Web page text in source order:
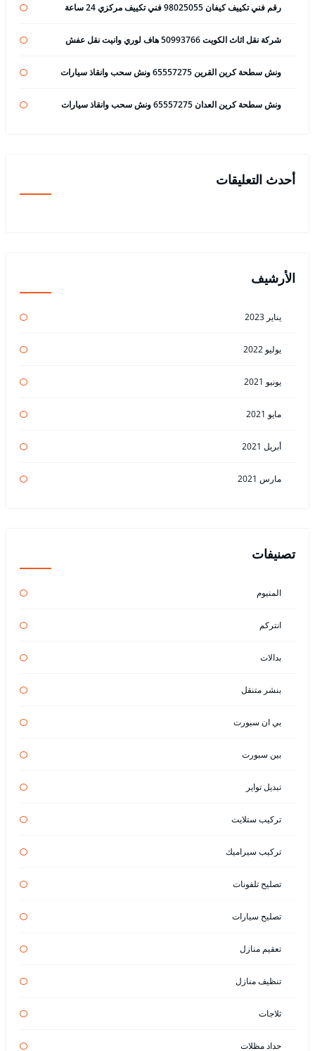
رقم فني تكييف كيفان 98025055 فني تكييف مركزي 24 ساعة
شركة نقل اثاث الكويت 50993766 هاف لوري وانيت نقل عفش
ونش سطحة كرين القرين 65557275 ونش سحب وانقاذ سيارات
ونش سطحة كرين العدان 65557275 ونش سحب وانقاذ سيارات
أحدث التعليقات
الأرشيف
يناير 2023
يوليو 2022
يونيو 2021
مايو 2021
أبريل 2021
مارس 2021
تصنيفات
المنيوم
انتركم
بدالات
بنشر متنقل
بي ان سبورت
بين سبورت
تبديل تواير
تركيب ستلايت
تركيب سيراميك
تصليح تلفونات
تصليح سيارات
تعقيم منازل
تنظيف منازل
ثلاجات
حداد مظلات